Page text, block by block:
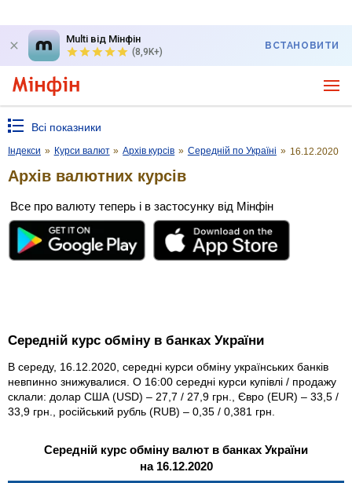
Multi від Мінфін
(8,9K+)
ВСТАНОВИТИ
Всі показники
Індекси » Курси валют » Архів курсів » Середній по Україні » 16.12.2020
Архів валютних курсів
Все про валюту теперь і в застосунку від Мінфін
Середній курс обміну в банках України
В середу, 16.12.2020, середні курси обміну українських банків
невпинно знижувалися. О 16:00 середні курси купівлі / продажу
склали: долар США (USD) – 27,7 / 27,9 грн., Євро (EUR) – 33,5 /
33,9 грн., російський рубль (RUB) – 0,35 / 0,381 грн.
Середній курс обміну валют в банках України
на 16.12.2020